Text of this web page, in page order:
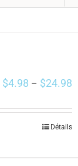
$4.98 – $24.98
Détails